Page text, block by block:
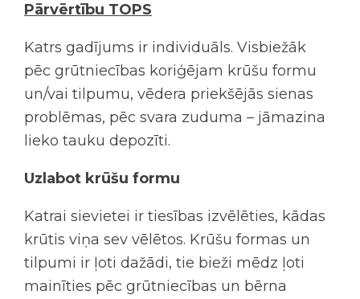
Pārvērtību TOPS
Katrs gadījums ir individuāls. Visbiežāk
pēc grūtniecības koriģējam krūšu formu
un/vai tilpumu, vēdera priekšējās sienas
problēmas, pēc svara zuduma – jāmazina
lieko tauku depozīti.
Uzlabot krūšu formu
Katrai sievietei ir tiesības izvēlēties, kādas
krūtis viņa sev vēlētos. Krūšu formas un
tilpumi ir ļoti dažādi, tie bieži mēdz ļoti
mainīties pēc grūtniecības un bērna